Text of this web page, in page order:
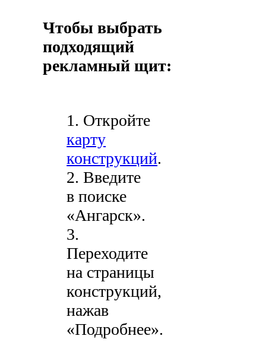
Чтобы выбрать
подходящий
рекламный щит:
1. Откройте
карту
конструкций.
2. Введите
в поиске
«Ангарск».
3.
Переходите
на страницы
конструкций,
нажав
«Подробнее».